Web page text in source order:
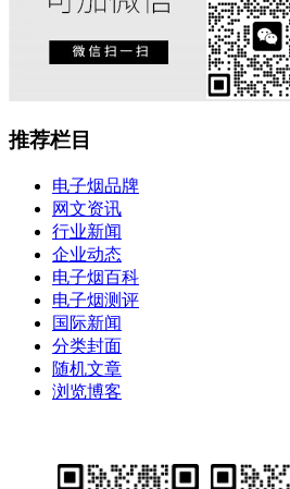
推荐栏目
电子烟品牌
网文资讯
行业新闻
企业动态
电子烟百科
电子烟测评
国际新闻
分类封面
随机文章
浏览博客